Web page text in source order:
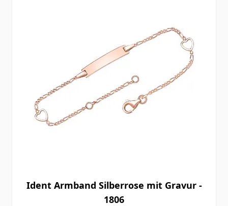
Ident Armband Silberrose mit Gravur -
1806